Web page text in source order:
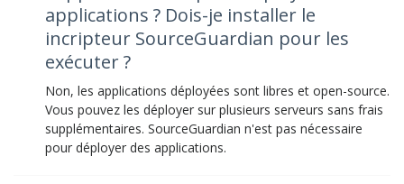
applications ? Dois-je installer le
incripteur SourceGuardian pour les
exécuter ?
Non, les applications déployées sont libres et open-source.
Vous pouvez les déployer sur plusieurs serveurs sans frais
supplémentaires. SourceGuardian n'est pas nécessaire
pour déployer des applications.